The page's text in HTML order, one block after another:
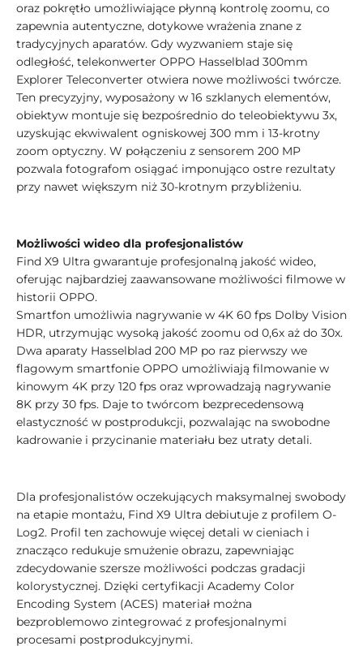
oraz pokrętło umożliwiające płynną kontrolę zoomu, co
zapewnia autentyczne, dotykowe wrażenia znane z
tradycyjnych aparatów. Gdy wyzwaniem staje się
odległość, telekonwerter OPPO Hasselblad 300mm
Explorer Teleconverter otwiera nowe możliwości twórcze.
Ten precyzyjny, wyposażony w 16 szklanych elementów,
obiektyw montuje się bezpośrednio do teleobiektywu 3x,
uzyskując ekwiwalent ogniskowej 300 mm i 13-krotny
zoom optyczny. W połączeniu z sensorem 200 MP
pozwala fotografom osiągać imponująco ostre rezultaty
przy nawet większym niż 30-krotnym przybliżeniu.
Możliwości wideo dla profesjonalistów
Find X9 Ultra gwarantuje profesjonalną jakość wideo,
oferując najbardziej zaawansowane możliwości filmowe w
historii OPPO.
Smartfon umożliwia nagrywanie w 4K 60 fps Dolby Vision
HDR, utrzymując wysoką jakość zoomu od 0,6x aż do 30x.
Dwa aparaty Hasselblad 200 MP po raz pierwszy we
flagowym smartfonie OPPO umożliwiają filmowanie w
kinowym 4K przy 120 fps oraz wprowadzają nagrywanie
8K przy 30 fps. Daje to twórcom bezprecedensową
elastyczność w postprodukcji, pozwalając na swobodne
kadrowanie i przycinanie materiału bez utraty detali.
Dla profesjonalistów oczekujących maksymalnej swobody
na etapie montażu, Find X9 Ultra debiutuje z profilem O-
Log2. Profil ten zachowuje więcej detali w cieniach i
znacząco redukuje smużenie obrazu, zapewniając
zdecydowanie szersze możliwości podczas gradacji
kolorystycznej. Dzięki certyfikacji Academy Color
Encoding System (ACES) materiał można
bezproblemowo zintegrować z profesjonalnymi
procesami postprodukcyjnymi.